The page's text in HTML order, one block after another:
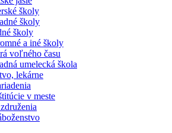
školy
školy
školy
a iné školy
voľného času
umelecká škola
lekárne
v meste